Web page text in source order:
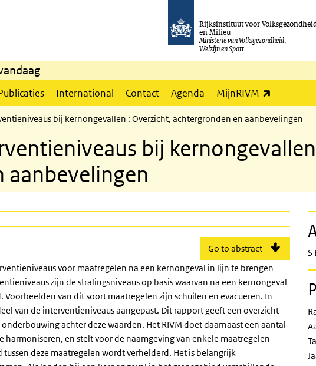
Rijksinstituut voor
en Milieu
Ministerie van Volksgezondheid,
Welzijn en Sport
International Contact Agenda MijnRIVM
bij kernongevallen : Overzicht, achtergronden en aanbevelingen
bij
aanbevelingen
Go to abstract
voor maatregelen na een kernongeval in lijn te brengen
zijn de stralingsniveaus op basis waarvan na een kernongeval
van dit soort maatregelen zijn schuilen en evacueren. In
van de interventieniveaus aangepast. Dit rapport geeft een overzicht
achter deze waarden. Het RIVM doet daarnaast een aantal
en stelt voor de naamgeving van enkele maatregelen
deze maatregelen wordt verhelderd. Het is belangrijk
S